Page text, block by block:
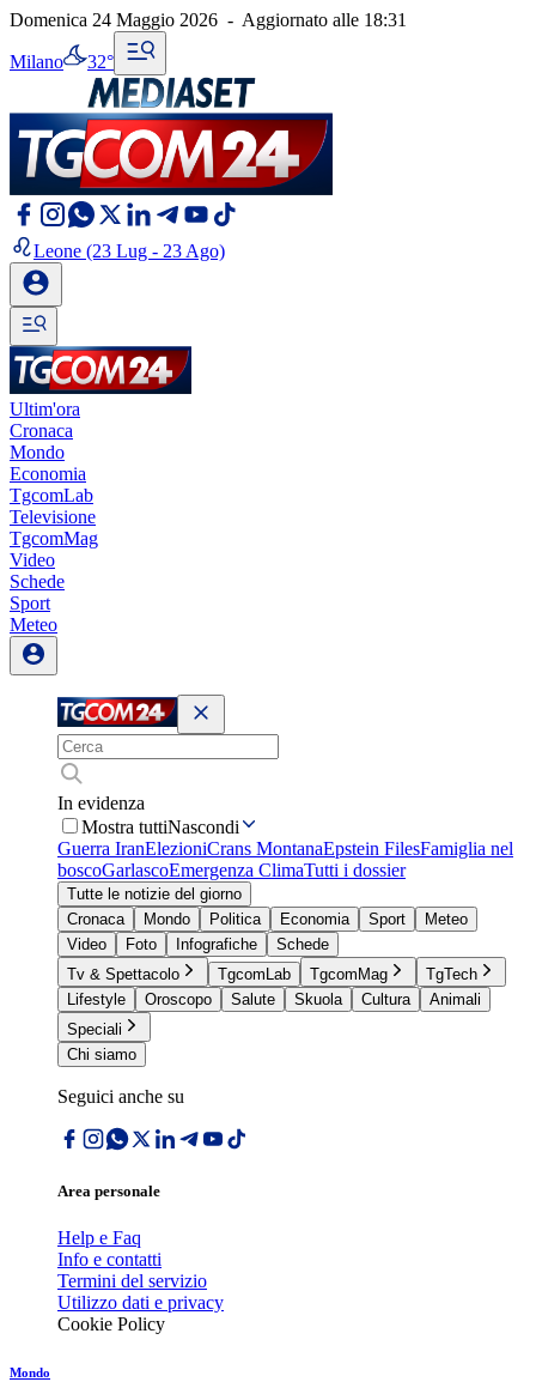
Domenica 24 Maggio 2026 - Aggiornato alle 18:31
Milano 32°
Leone (23 Lug - 23 Ago)
Ultim'ora
Cronaca
Mondo
Economia
TgcomLab
Televisione
TgcomMag
Video
Schede
Sport
Meteo
In evidenza
Mostra tuttiNascondi
Guerra IranElezioniCrans MontanaEpstein FilesFamiglia nel
boscoGarlascoEmergenza ClimaTutti i dossier
Tutte le notizie del giorno
Cronaca
Mondo Politica Economia Sport
Meteo
Video
Foto Infografiche
Schede
Tv & Spettacolo
TgcomLab TgcomMag
TgTech
Lifestyle
Oroscopo Salute Skuola Cultura
Animali
Speciali
Chi siamo
Seguici anche su
Area personale
Help e Faq
Info e contatti
Termini del servizio
Utilizzo dati e privacy
Cookie Policy
Mondo